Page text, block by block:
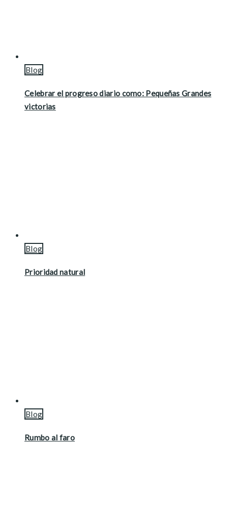
Blog
Celebrar el progreso diario como: Pequeñas Grandes
victorias
Blog
Prioridad natural
Blog
Rumbo al faro